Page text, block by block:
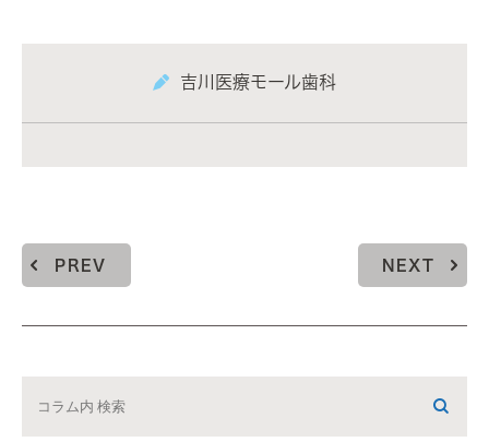
吉川医療モール歯科
PREV NEXT